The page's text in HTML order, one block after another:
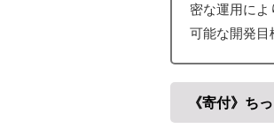
密な運用に
可能な開発目
《寄付》ち